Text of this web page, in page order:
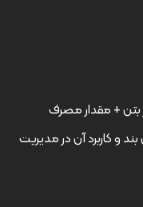
بتن + مقدار مصرف
و کاربرد آن در مدیریت